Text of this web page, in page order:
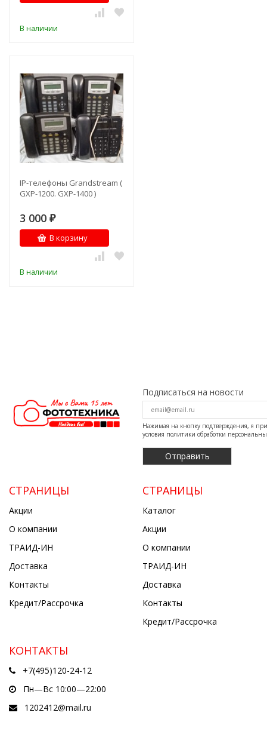
В наличии
IP-телефоны Grandstream (
GXP-1200. GXP-1400 )
3 000 ₽
В корзину
В наличии
Подписаться на новости
Нажимая на кнопку подтверждения, я
условия политики обработки
СТРАНИЦЫ
Акции
О компании
ТРАИД-ИН
Доставка
Контакты
Кредит/Рассрочка
СТРАНИЦЫ
Каталог
Акции
О компании
ТРАИД-ИН
Доставка
Контакты
Кредит/Рассрочка
КОНТАКТЫ
+7(495)120-24-12
Пн—Вс 10:00—22:00
1202412@mail.ru